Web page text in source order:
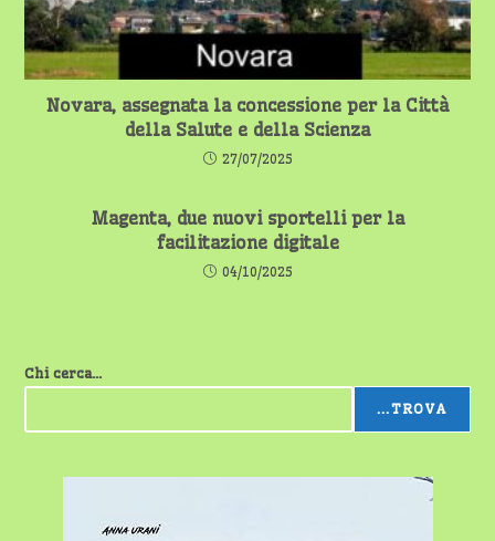
Novara, assegnata la concessione per la Città
della Salute e della Scienza
27/07/2025
Magenta, due nuovi sportelli per la
facilitazione digitale
04/10/2025
Chi cerca...
...TROVA